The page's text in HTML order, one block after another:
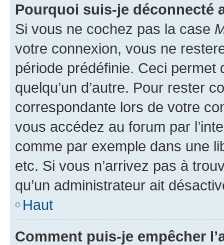
Pourquoi suis-je déconnecté
Si vous ne cochez pas la case
votre connexion, vous ne
période prédéfinie. Ceci permet
quelqu’un d’autre. Pour rester
correspondante lors de votre
vous accédez au forum par
comme par exemple dans une
etc. Si vous n’arrivez pas à
qu’un administrateur ait
Haut
Comment puis-je empêcher